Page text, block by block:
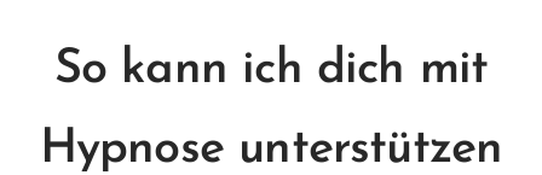
So kann ich dich mit
Hypnose unterstützen